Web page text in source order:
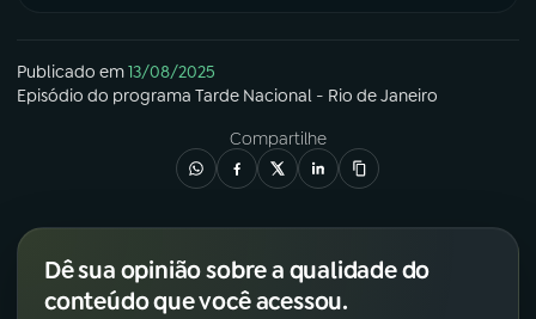
Publicado em13/08/2025
Episódio do programa Tarde Nacional - Rio de Janeiro
Compartilhe
Dê sua opinião sobre a qualidade do
conteúdo que você acessou.